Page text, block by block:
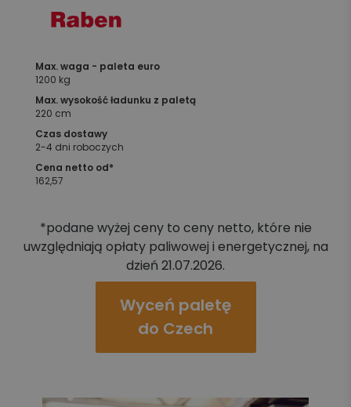
1200 kg
220 cm
2-4 dni roboczych
162,57
*podane wyżej ceny to ceny netto, które nie
uwzględniają opłaty paliwowej i energetycznej, na
dzień 21.07.2026.
Wyceń paletę
do Czech